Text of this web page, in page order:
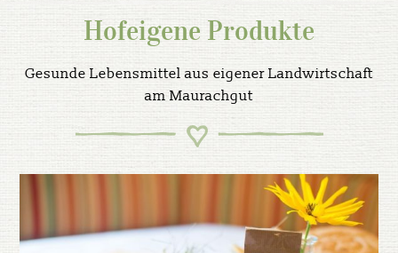
Hofeigene Produkte
Gesunde Lebensmittel aus eigener Landwirtschaft
am Maurachgut